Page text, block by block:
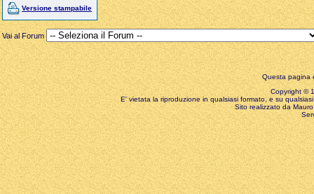
Versione stampabile
Vai al Forum
Questa pagina
Copyright ©
E' vietata la riproduzione in qualsiasi formato, e su
Sito realizzato da